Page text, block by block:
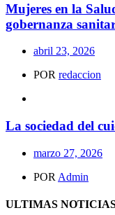
Mujeres en la
gobernanza
abril 23, 2026
POR redaccion
La sociedad del
marzo 27, 2026
POR Admin
ULTIMAS